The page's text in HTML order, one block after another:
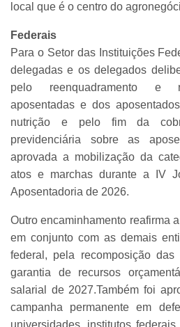
local que é o centro do
Federais
Para o Setor das Instituições
delegadas e os delegados
pelo reenquadramento e
aposentadas e dos
nutrição e pelo fim da
previdenciária sobre as
aprovada a mobilização da
atos e marchas durante a IV
Aposentadoria de 2026.
Outro encaminhamento reafirma
em conjunto com as demais
federal, pela recomposição
garantia de recursos
salarial de 2027.Também foi
campanha permanente em